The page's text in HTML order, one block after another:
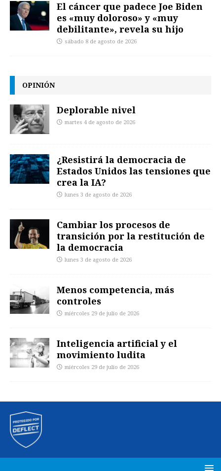
El cáncer que padece Joe Biden
es «muy doloroso» y «muy
debilitante», revela su hijo
sábado 8 de agosto de 2026
OPINIÓN
Deplorable nivel
martes 4 de agosto de 2026
¿Resistirá la democracia de
Estados Unidos las tensiones que
crea la IA?
lunes 3 de agosto de 2026
Cambiar los procesos de
transición por la restitución de
la democracia
lunes 3 de agosto de 2026
Menos competencia, más
controles
miércoles 29 de julio de 2026
Inteligencia artificial y el
movimiento ludita
miércoles 29 de julio de 2026